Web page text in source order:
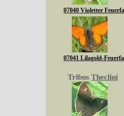
07040 Violetter
07041 Lilagold-
Tribus Theclini